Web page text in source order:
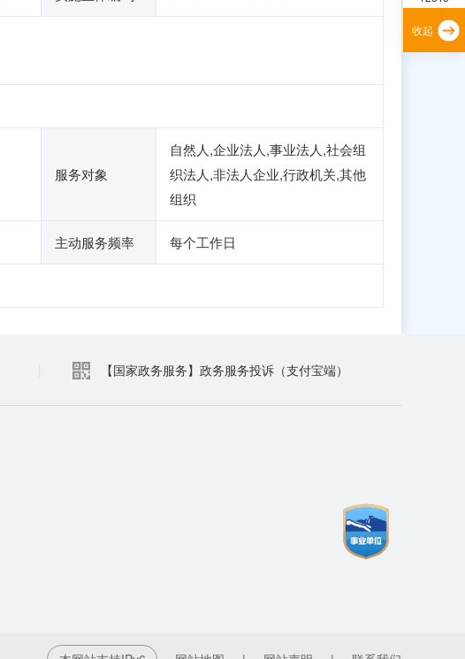
服务对象
自然人,企业法人,事业法人,社会组
织法人,非法人企业,行政机关,其他
组织
主动服务频率 每个工作日
【国家政务服务】政务服务投诉（支付宝端）
收起